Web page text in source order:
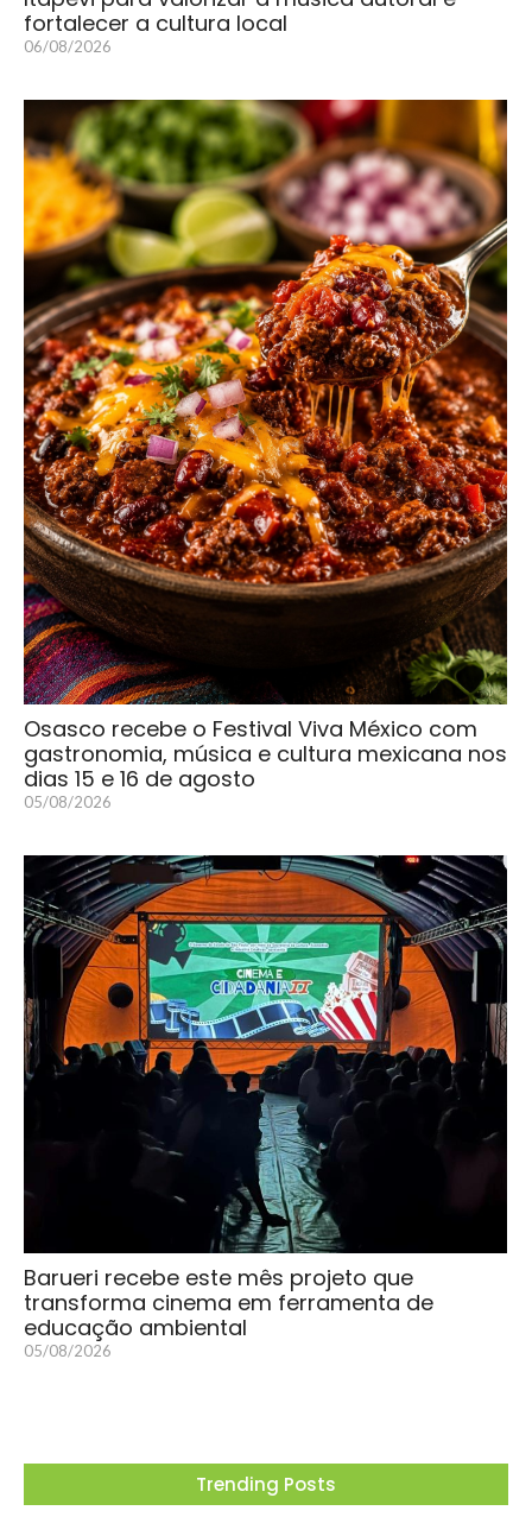
fortalecer a cultura local
06/08/2026
Osasco recebe o Festival Viva México com
gastronomia, música e cultura mexicana nos
dias 15 e 16 de agosto
05/08/2026
Barueri recebe este mês projeto que
transforma cinema em ferramenta de
educação ambiental
05/08/2026
Trending Posts